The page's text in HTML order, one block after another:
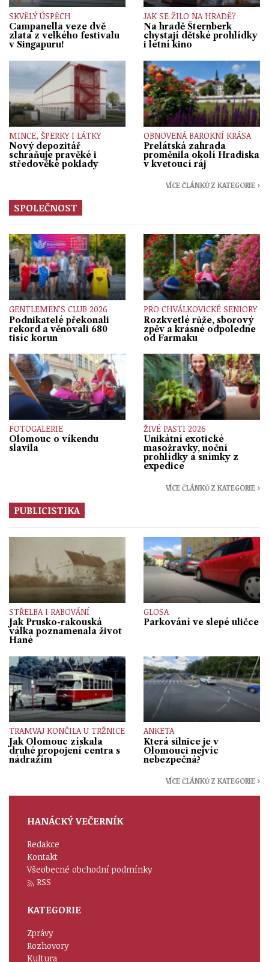
SKVĚLÝ ÚSPĚCH
Campanella veze dvě
zlata z velkého festivalu
v Singapuru!
JAK SE ŽILO NA HRADĚ?
Na hradě Šternberk
chystají dětské prohlídky
i letní kino
MINCE, ŠPERKY I LÁTKY
Nový depozitář
schraňuje pravěké i
středověké poklady
OBNOVENÁ BAROKNÍ KRÁSA
Prelátská zahrada
proměnila okolí Hradiska
v kvetoucí ráj
VÍCE ČLÁNKŮ Z KATEGORIE ›
SPOLEČNOST
GENTLEMEN’S CLUB 2026
Podnikatelé překonali
rekord a věnovali 680
tisíc korun
PRO CHVÁLKOVICKÉ SENIORY
Rozkvetlé růže, sborový
zpěv a krásné odpoledne
od Farmaku
FOTOGALERIE
Olomouc o víkendu
slavila
ŽIVÉ PASTI 2026
Unikátní exotické
masožravky, noční
prohlídky a snímky z
expedice
VÍCE ČLÁNKŮ Z KATEGORIE ›
PUBLICISTIKA
STŘELBA I RABOVÁNÍ
Jak Prusko-rakouská
válka poznamenala život
Hané
GLOSA
Parkování ve slepé uličce
TRAMVAJ KONČILA U TRŽNICE
Jak Olomouc získala
druhé propojení centra s
nádražím
ANKETA
Která silnice je v
Olomouci nejvíc
nebezpečná?
VÍCE ČLÁNKŮ Z KATEGORIE ›
HANÁCKÝ VEČERNÍK
Redakce
Kontakt
Všeobecné obchodní podmínky
RSS
KATEGORIE
Zprávy
Rozhovory
Kultura